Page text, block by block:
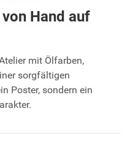
Hand auf
mit Ölfarben,
sorgfältigen
Poster, sondern ein